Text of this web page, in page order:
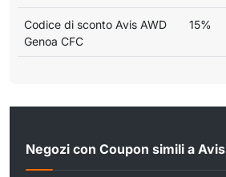
Codice di sconto Avis AWD
Genoa CFC
15%
Negozi con Coupon simili a Avis